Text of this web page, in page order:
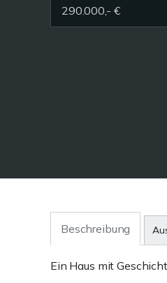
290.000,- €
Beschreibung
Ein Haus mit